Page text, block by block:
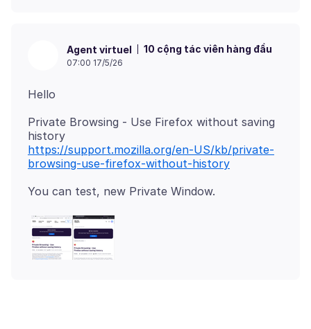
Agent virtuel 10 cộng tác viên hàng đầu
07:00 17/5/26
Private Browsing - Use Firefox without saving
https://support.mozilla.org/en-US/kb/private-
browsing-use-firefox-without-history